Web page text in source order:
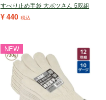
すべり止め手袋 大ボツさん 5双組
¥440 税込
NEW